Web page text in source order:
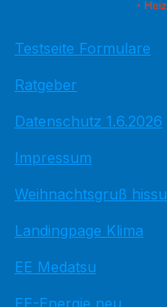
Testseite Formulare
Ratgeber
Datenschutz 1.6.2026
Impressum
Weihnachtsgruß hissu
Landingpage Klima
EE Medatsu
EE-Energie neu